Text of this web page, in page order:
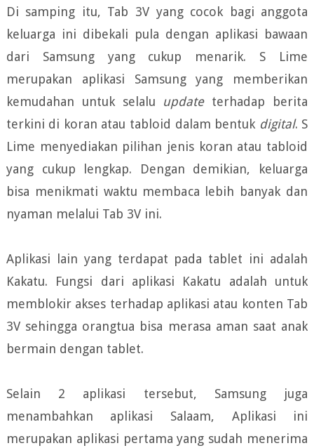
Di samping itu, Tab 3V yang cocok bagi anggota
keluarga ini dibekali pula dengan aplikasi bawaan
dari Samsung yang cukup menarik. S Lime
merupakan aplikasi Samsung yang memberikan
kemudahan untuk selalu updateterhadap berita
terkini di koran atau tabloid dalam bentuk digital. S
Lime menyediakan pilihan jenis koran atau tabloid
yang cukup lengkap. Dengan demikian, keluarga
bisa menikmati waktu membaca lebih banyak dan
nyaman melalui Tab 3V ini.
Aplikasi lain yang terdapat pada tablet ini adalah
Kakatu. Fungsi dari aplikasi Kakatu adalah untuk
memblokir akses terhadap aplikasi atau konten Tab
3V sehingga orangtua bisa merasa aman saat anak
bermain dengan tablet.
Selain 2 aplikasi tersebut, Samsung juga
menambahkan aplikasi Salaam, Aplikasi ini
merupakan aplikasi pertama yang sudah menerima